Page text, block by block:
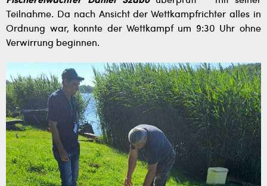
Teilnahme. Da nach Ansicht der Wettkampfrichter alles in
Ordnung war, konnte der Wettkampf um 9:30 Uhr ohne
Verwirrung beginnen.